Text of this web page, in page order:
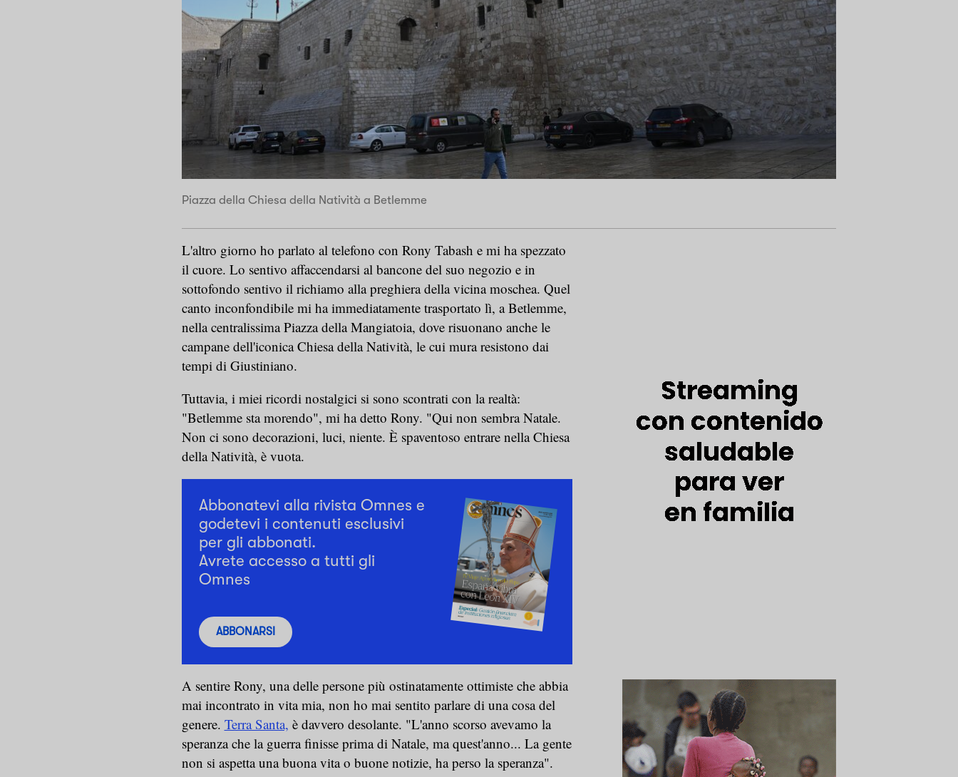
Piazza della Chiesa della Natività a Betlemme
L'altro giorno ho parlato al telefono con Rony Tabash e mi ha spezzato
il cuore. Lo sentivo affaccendarsi al bancone del suo negozio e in
sottofondo sentivo il richiamo alla preghiera della vicina moschea. Quel
canto inconfondibile mi ha immediatamente trasportato lì, a Betlemme,
nella centralissima Piazza della Mangiatoia, dove risuonano anche le
campane dell'iconica Chiesa della Natività, le cui mura resistono dai
tempi di Giustiniano.
Tuttavia, i miei ricordi nostalgici si sono scontrati con la realtà:
"Betlemme sta morendo", mi ha detto Rony. "Qui non sembra Natale.
Non ci sono decorazioni, luci, niente. È spaventoso entrare nella Chiesa
della Natività, è vuota.
Abbonatevi alla rivista Omnes e
godetevi i contenuti esclusivi
per gli abbonati.
Avrete accesso a tutti gli
Omnes
ABBONARSI
A sentire Rony, una delle persone più ostinatamente ottimiste che abbia
mai incontrato in vita mia, non ho mai sentito parlare di una cosa del
genere. Terra Santa, è davvero desolante. "L'anno scorso avevamo la
speranza che la guerra finisse prima di Natale, ma quest'anno... La gente
non si aspetta una buona vita o buone notizie, ha perso la speranza".